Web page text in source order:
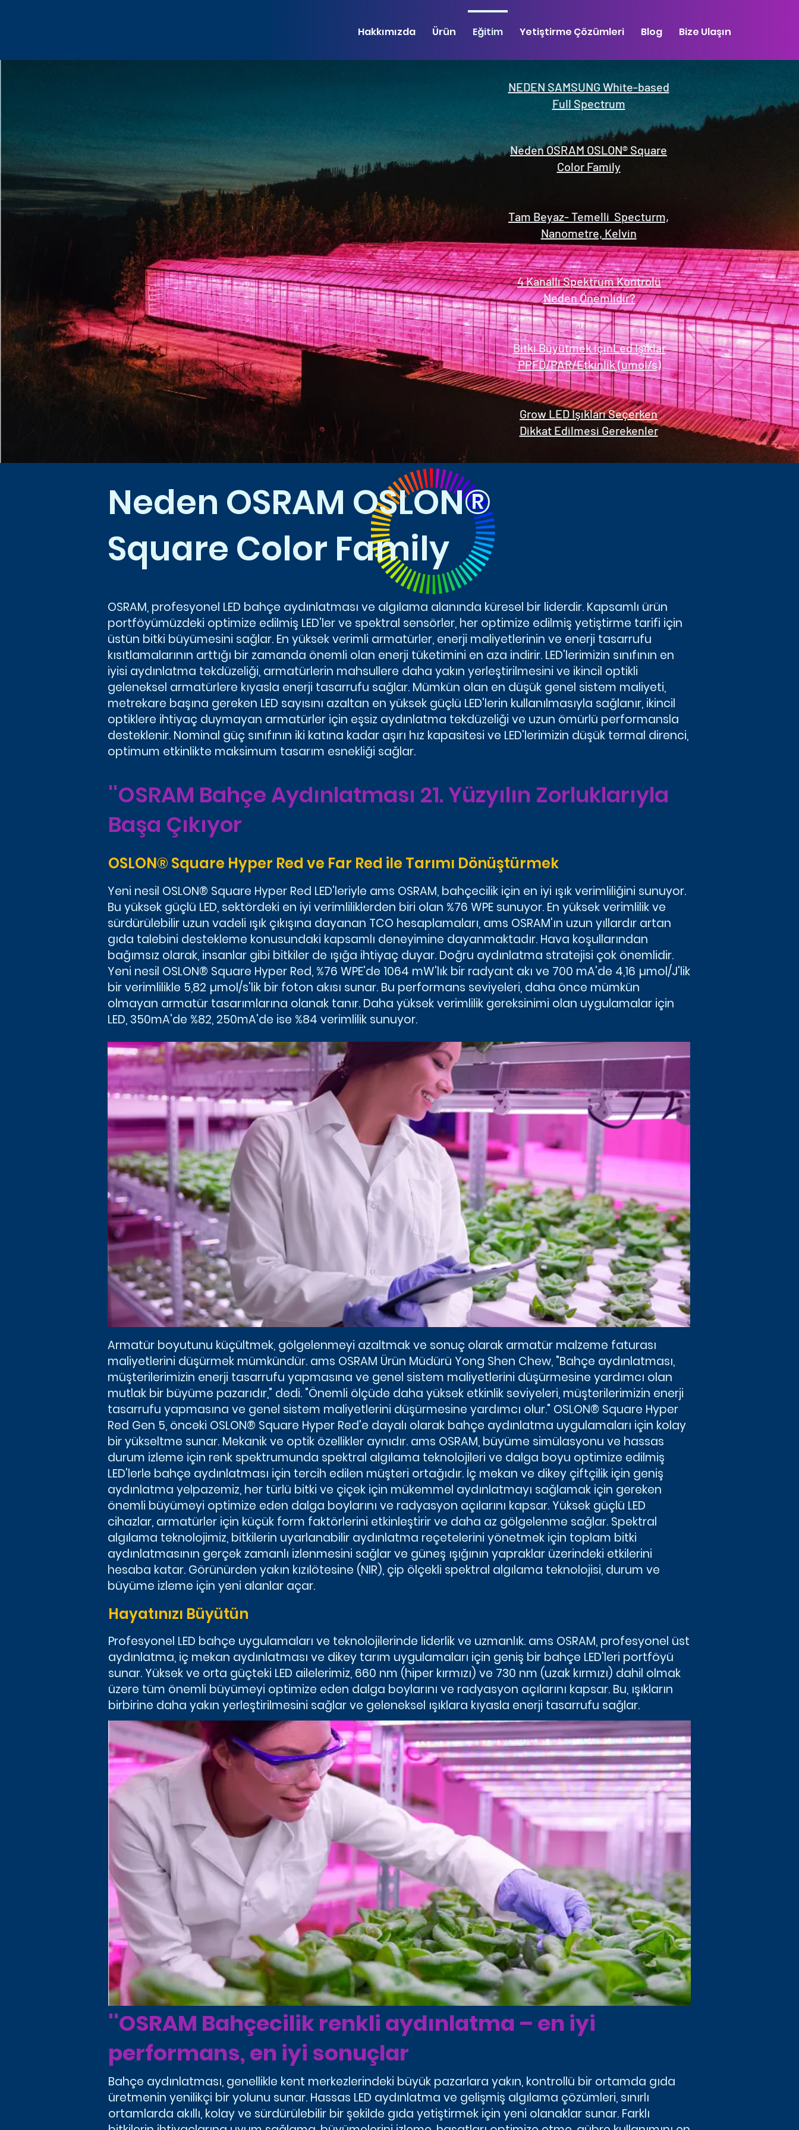
Hakkımızda Ürün Eğitim Yetiştirme Çözümleri Blog Bize Ulaşın
NEDEN SAMSUNG White-based
Full Spectrum
Neden OSRAM OSLON® Square
Color Family
Tam Beyaz- Temelli Specturm,
Nanometre, Kelvin
4 Kanallı Spektrum Kontrolü
Neden Önemlidir?
​Bitki Büyütmek içinLed Işıklar
PPFD/PAR/Etkinlik (umol/s)
Grow LED Işıkları Seçerken
Dikkat Edilmesi Gerekenler
Neden OSRAM OSLON®
Square Color Family
OSRAM, profesyonel LED bahçe aydınlatması ve algılama alanında küresel bir liderdir. Kapsamlı ürün
portföyümüzdeki optimize edilmiş LED'ler ve spektral sensörler, her optimize edilmiş yetiştirme tarifi için
üstün bitki büyümesini sağlar. En yüksek verimli armatürler, enerji maliyetlerinin ve enerji tasarrufu
kısıtlamalarının arttığı bir zamanda önemli olan enerji tüketimini en aza indirir. LED'lerimizin sınıfının en
iyisi aydınlatma tekdüzeliği, armatürlerin mahsullere daha yakın yerleştirilmesini ve ikincil optikli
geleneksel armatürlere kıyasla enerji tasarrufu sağlar. Mümkün olan en düşük genel sistem maliyeti,
metrekare başına gereken LED sayısını azaltan en yüksek güçlü LED'lerin kullanılmasıyla sağlanır, ikincil
optiklere ihtiyaç duymayan armatürler için eşsiz aydınlatma tekdüzeliği ve uzun ömürlü performansla
desteklenir. Nominal güç sınıfının iki katına kadar aşırı hız kapasitesi ve LED'lerimizin düşük termal direnci,
optimum etkinlikte maksimum tasarım esnekliği sağlar.
''OSRAM Bahçe Aydınlatması 21. Yüzyılın Zorluklarıyla
Başa Çıkıyor
OSLON® Square Hyper Red ve Far Red ile Tarımı Dönüştürmek
Yeni nesil OSLON® Square Hyper Red LED'leriyle ams OSRAM, bahçecilik için en iyi ışık verimliliğini sunuyor.
Bu yüksek güçlü LED, sektördeki en iyi verimliliklerden biri olan %76 WPE sunuyor. En yüksek verimlilik ve
sürdürülebilir uzun vadeli ışık çıkışına dayanan TCO hesaplamaları, ams OSRAM'ın uzun yıllardır artan
gıda talebini destekleme konusundaki kapsamlı deneyimine dayanmaktadır. Hava koşullarından
bağımsız olarak, insanlar gibi bitkiler de ışığa ihtiyaç duyar. Doğru aydınlatma stratejisi çok önemlidir.
Yeni nesil OSLON® Square Hyper Red, %76 WPE'de 1064 mW'lık bir radyant akı ve 700 mA'de 4,16 µmol/J'lik
bir verimlilikle 5,82 µmol/s'lik bir foton akısı sunar. Bu performans seviyeleri, daha önce mümkün
olmayan armatür tasarımlarına olanak tanır. Daha yüksek verimlilik gereksinimi olan uygulamalar için
LED, 350mA'de %82, 250mA'de ise %84 verimlilik sunuyor.
Armatür boyutunu küçültmek, gölgelenmeyi azaltmak ve sonuç olarak armatür malzeme faturası
maliyetlerini düşürmek mümkündür. ams OSRAM Ürün Müdürü Yong Shen Chew, "Bahçe aydınlatması,
müşterilerimizin enerji tasarrufu yapmasına ve genel sistem maliyetlerini düşürmesine yardımcı olan
mutlak bir büyüme pazarıdır," dedi. "Önemli ölçüde daha yüksek etkinlik seviyeleri, müşterilerimizin enerji
tasarrufu yapmasına ve genel sistem maliyetlerini düşürmesine yardımcı olur." OSLON® Square Hyper
Red Gen 5, önceki OSLON® Square Hyper Red'e dayalı olarak bahçe aydınlatma uygulamaları için kolay
bir yükseltme sunar. Mekanik ve optik özellikler aynıdır. ams OSRAM, büyüme simülasyonu ve hassas
durum izleme için renk spektrumunda spektral algılama teknolojileri ve dalga boyu optimize edilmiş
LED'lerle bahçe aydınlatması için tercih edilen müşteri ortağıdır. İç mekan ve dikey çiftçilik için geniş
aydınlatma yelpazemiz, her türlü bitki ve çiçek için mükemmel aydınlatmayı sağlamak için gereken
önemli büyümeyi optimize eden dalga boylarını ve radyasyon açılarını kapsar. Yüksek güçlü LED
cihazlar, armatürler için küçük form faktörlerini etkinleştirir ve daha az gölgelenme sağlar. Spektral
algılama teknolojimiz, bitkilerin uyarlanabilir aydınlatma reçetelerini yönetmek için toplam bitki
aydınlatmasının gerçek zamanlı izlenmesini sağlar ve güneş ışığının yapraklar üzerindeki etkilerini
hesaba katar. Görünürden yakın kızılötesine (NIR), çip ölçekli spektral algılama teknolojisi, durum ve
büyüme izleme için yeni alanlar açar.
Hayatınızı Büyütün
Profesyonel LED bahçe uygulamaları ve teknolojilerinde liderlik ve uzmanlık. ams OSRAM, profesyonel üst
aydınlatma, iç mekan aydınlatması ve dikey tarım uygulamaları için geniş bir bahçe LED'leri portföyü
sunar. Yüksek ve orta güçteki LED ailelerimiz, 660 nm (hiper kırmızı) ve 730 nm (uzak kırmızı) dahil olmak
üzere tüm önemli büyümeyi optimize eden dalga boylarını ve radyasyon açılarını kapsar. Bu, ışıkların
birbirine daha yakın yerleştirilmesini sağlar ve geleneksel ışıklara kıyasla enerji tasarrufu sağlar.
''OSRAM Bahçecilik renkli aydınlatma – en iyi
performans, en iyi sonuçlar
Bahçe aydınlatması, genellikle kent merkezlerindeki büyük pazarlara yakın, kontrollü bir ortamda gıda
üretmenin yenilikçi bir yolunu sunar. Hassas LED aydınlatma ve gelişmiş algılama çözümleri, sınırlı
ortamlarda akıllı, kolay ve sürdürülebilir bir şekilde gıda yetiştirmek için yeni olanaklar sunar. Farklı